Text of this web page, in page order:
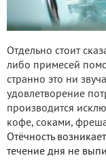
Отдельно стоит
либо примесей
странно это ни
удовлетворение
производится
кофе, соками,
Отёчность
течение дня не